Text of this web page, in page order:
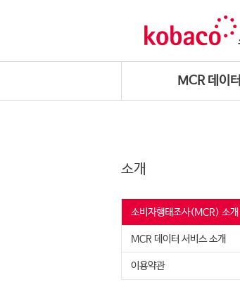
MCR 데이터
소개
소비자행태조사(MCR) 소개
MCR 데이터 서비스 소개
이용약관